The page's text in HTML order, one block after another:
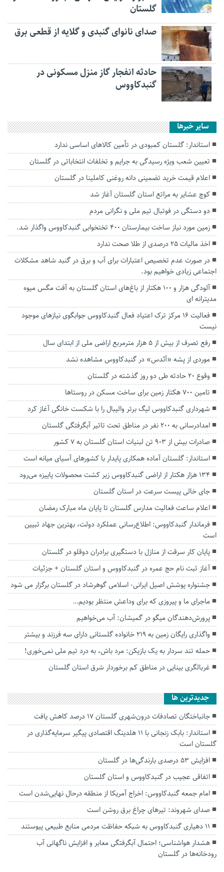
گلستان
صدای نانوای گنبدی و گلایه از قطعی برق
حادثه انفجار گاز منزل مسکونی در
گنبدکاووس
سایر خبرها
استاندار: گلستان کمبودی در تأمین کالاهای اساسی ندارد
تعیین شعب ویژه رسیدگی به جرایم و تخلفات انتخاباتی در گلستان
اعلام قیمت خرید تضمینی دانه روغنی کاملینا در گلستان
کوچ عشایر به مراتع استان گلستان آغاز شد
دو دستگی در فوتبال تیم ملی و نگرانی مردم
زمین مورد نیاز ساخت بیمارستان ۴۰۰ تختخوابی گنبدکاووس واگذار شد.
اخذ مالیات ۲۵ درصدی از طلا صحت ندارد
در صورت عدم تخصیص اعتبارات برای آب و برق در گنبد شاهد مشکلات
اجتماعی زیادی خواهیم بود.
آلودگی هزار و ۱۰۰ هکتار از باغ‌های استان گلستان به آفت مگس میوه
مدیترانه ای
فعالیت ۱۶ مرکز ترک اعتیاد فعال گنبدکاووس جوابگوی نیازهای موجود
نیست
رفع تصرف از بیش از ۵ هزار مترمربع اراضی ملی از ابتدای سال
موردی از پشه «آئدس» در گنبدکاووس مشاهده نشد
وقوع ۲۰ حادثه طی دو روز گذشته در گلستان
تامین ۷۰۰ هکتار زمین برای ساخت مسکن در روستا‌ها
شهرداری گنبدکاووس لیگ برتر والیبال را با شکست خانگی آغاز کرد
امدادرسانی به ۲۰۰ نفر در مناطق تحت تاثیر آبگرفتگی گلستان
صادرات بیش از ۹۰۳ تن لبنیات استان گلستان به ۷ کشور
استاندار: گلستان آماده همکاری پایدار با کشورهای آسیای میانه است
۱۳۴ هزار هکتار از اراضی گنبدکاووس زیر کشت محصولات پاییزه می‌رود
جای خالی پیست سرعت در استان گلستان
اعلام ساعت فعالیت مدارس گلستان تا پایان ماه مبارک رمضان
فرماندار گنبدکاووس: اطلاع‌رسانی عملکرد دولت، بهترین جهاد تبیین
است
پایان کار سرقت از منازل با دستگیری برادران دوقلو در گلستان
آغاز ثبت نام حج عمره در گنبدکاووس و استان گلستان + جزئیات
جشنواره پوشش اصیل ایرانی- اسلامی گوهرشاد در گلستان برگزار می شود
ماجرای ما و پیروزی که برای وداعش منتظر بودیم…
پرورش‌دهندگان میگو در گمیشان: آب می‌خواهیم
واگذاری رایگان زمین به ۲۱۹ خانواده گلستانی دارای سه فرزند و بیشتر
حمله تند سردار به یک بازیکن: مرد باش، به درد تیم ملی نمی‌خوری!
غربالگری بینایی در مناطق کم برخوردار شرق استان گلستان
جديدترين ها
جانباختگان تصادفات درون‌شهری گلستان ۱۷ درصد کاهش یافت
استاندار: بابک زنجانی با ۱۱ هلدینگ اقتصادی پیگیر سرمایه‌گذاری در
گلستان است
افزایش ۵۳ درصدی بارندگی‌ها در گلستان
اتفاقی عجیب در‌ گنبدکاووس و استان گلستان
امام جمعه گنبدکاووس: اخراج آمریکا از منطقه درحال نهایی‌شدن است
صدای شهروند: تیرهای چراغ برق روشن است
۱۱ دهیاری گنبدکاووس به شبکه حفاظت مردمی منابع طبیعی پیوستند
هشدار هواشناسی؛ احتمال آبگرفتگی معابر و افزایش ناگهانی آب
رودخانه‌ها در گلستان